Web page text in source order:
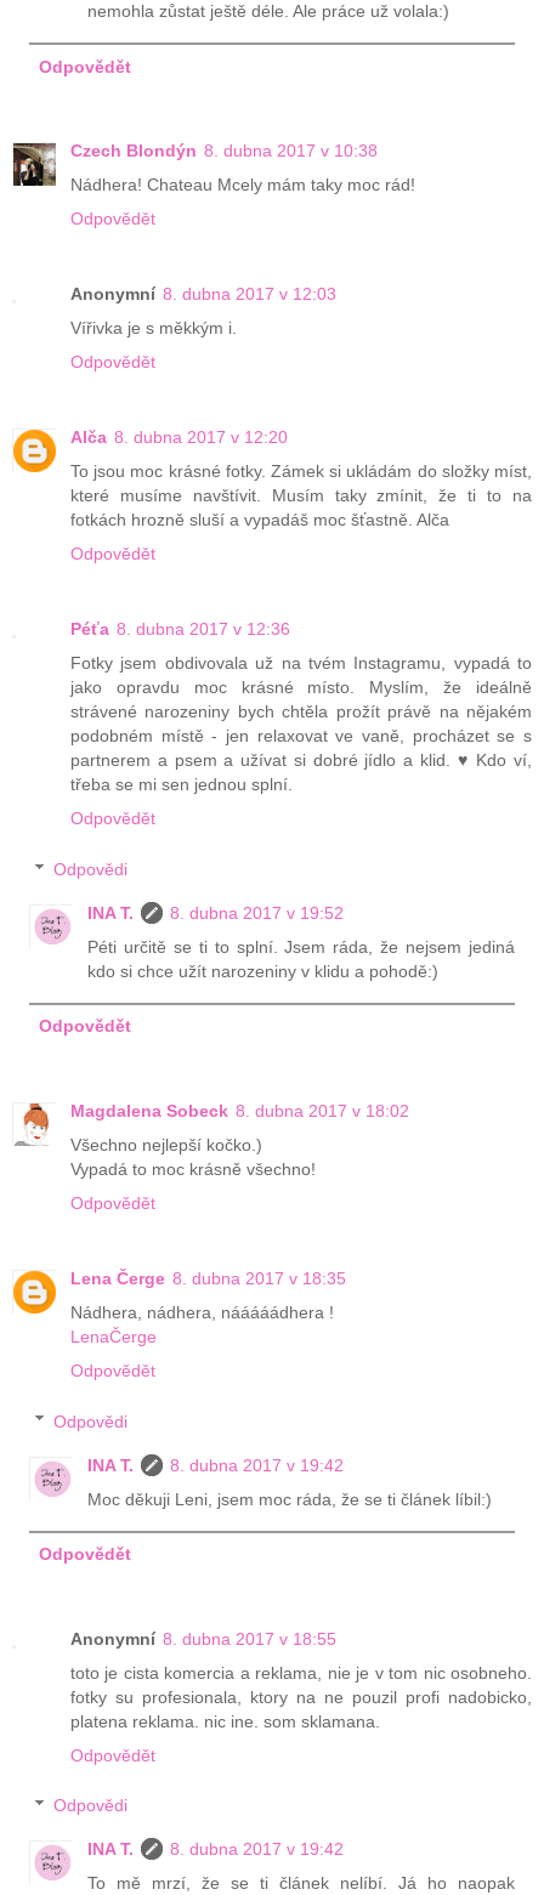
nemohla zůstat ještě déle. Ale práce už volala:)
Odpovědět
Czech Blondýn 8. dubna 2017 v 10:38
Nádhera! Chateau Mcely mám taky moc rád!
Odpovědět
Anonymní 8. dubna 2017 v 12:03
Vířivka je s měkkým i.
Odpovědět
Alča 8. dubna 2017 v 12:20
To jsou moc krásné fotky. Zámek si ukládám do složky míst,
které musíme navštívit. Musím taky zmínit, že ti to na
fotkách hrozně sluší a vypadáš moc šťastně. Alča
Odpovědět
Péťa 8. dubna 2017 v 12:36
Fotky jsem obdivovala už na tvém Instagramu, vypadá to
jako opravdu moc krásné místo. Myslím, že ideálně
strávené narozeniny bych chtěla prožít právě na nějakém
podobném místě - jen relaxovat ve vaně, procházet se s
partnerem a psem a užívat si dobré jídlo a klid. ♥ Kdo ví,
třeba se mi sen jednou splní.
Odpovědět
Odpovědi
INA T.
8. dubna 2017 v 19:52
Péti určitě se ti to splní. Jsem ráda, že nejsem jediná
kdo si chce užít narozeniny v klidu a pohodě:)
Odpovědět
Magdalena Sobeck 8. dubna 2017 v 18:02
Všechno nejlepší kočko.)
Vypadá to moc krásně všechno!
Odpovědět
Lena Čerge 8. dubna 2017 v 18:35
Nádhera, nádhera, nááááádhera !
LenaČerge
Odpovědět
Odpovědi
INA T.
8. dubna 2017 v 19:42
Moc děkuji Leni, jsem moc ráda, že se ti článek líbil:)
Odpovědět
Anonymní 8. dubna 2017 v 18:55
toto je cista komercia a reklama, nie je v tom nic osobneho.
fotky su profesionala, ktory na ne pouzil profi nadobicko,
platena reklama. nic ine. som sklamana.
Odpovědět
Odpovědi
INA T.
8. dubna 2017 v 19:42
To mě mrzí, že se ti článek nelíbí. Já ho naopak